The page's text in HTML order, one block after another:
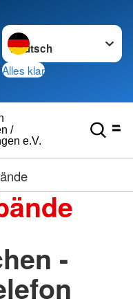
Sprache wechseln zu
Alles klar
e.V.
/
-